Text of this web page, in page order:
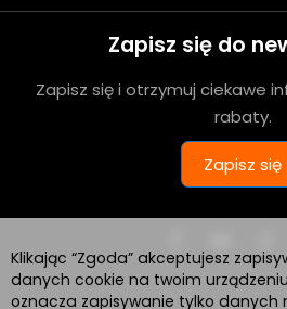
Zapisz się do
Zapisz się i otrzymuj ciekawe
rabaty.
Zapisz się
Klikając “Zgoda” akceptujesz
danych cookie na twoim
oznacza zapisywanie tylko danych